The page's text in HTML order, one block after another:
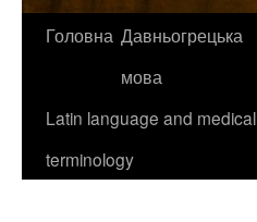
Головна Давньогрецька
мова
Latin language and medical
terminology